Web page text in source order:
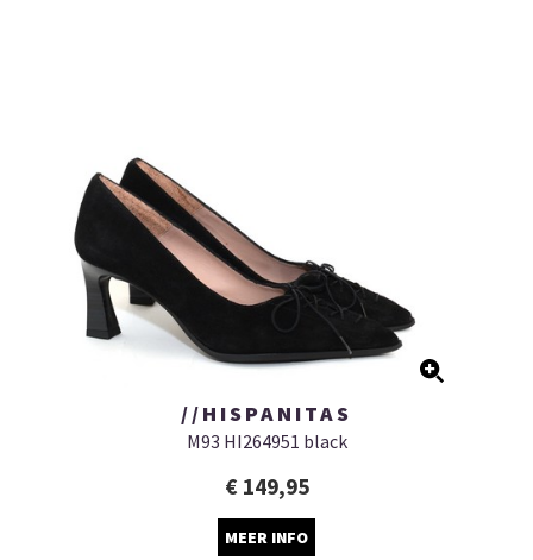
//HISPANITAS
M93 HI264951 black
€ 149,95
MEER INFO